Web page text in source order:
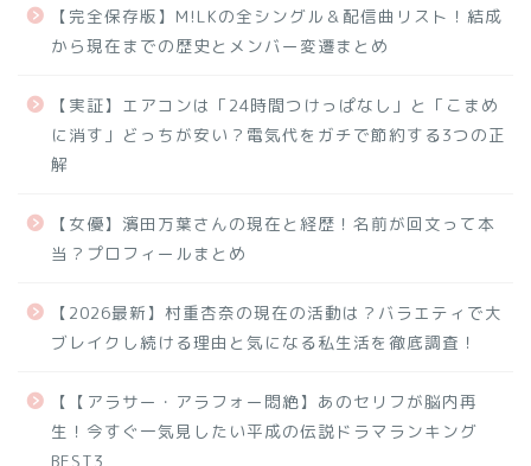
【完全保存版】M!LKの全シングル＆配信曲リスト！結成
から現在までの歴史とメンバー変遷まとめ
【実証】エアコンは「24時間つけっぱなし」と「こまめ
に消す」どっちが安い？電気代をガチで節約する3つの正
解
【女優】濱田万葉さんの現在と経歴！名前が回文って本
当？プロフィールまとめ
【2026最新】村重杏奈の現在の活動は？バラエティで大
ブレイクし続ける理由と気になる私生活を徹底調査！
【【アラサー・アラフォー悶絶】あのセリフが脳内再
生！今すぐ一気見したい平成の伝説ドラマランキング
BEST3